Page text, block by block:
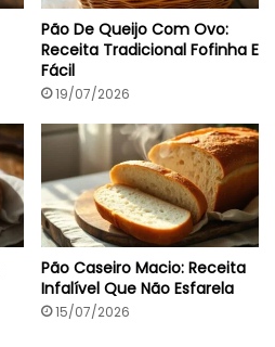
Pão De Queijo Com Ovo:
Receita Tradicional Fofinha E
Fácil
19/07/2026
Pão Caseiro Macio: Receita
Infalível Que Não Esfarela
15/07/2026